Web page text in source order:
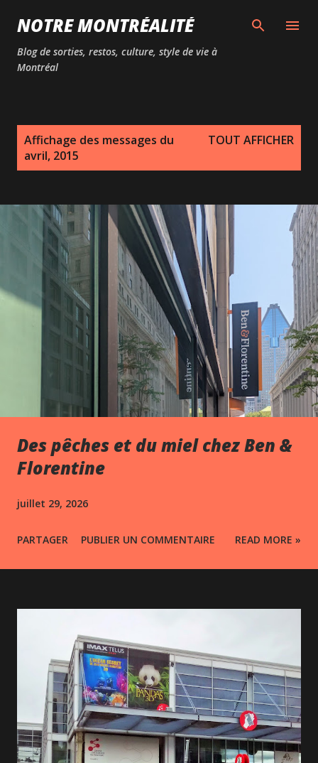
Passer au contenu principal
NOTRE MONTRÉALITÉ
Blog de sorties, restos, culture, style de vie à
Montréal
Affichage des messages du
avril, 2015
TOUT AFFICHER
Des pêches et du miel chez Ben &
Florentine
juillet 29, 2026
PARTAGER PUBLIER UN COMMENTAIRE READ MORE »